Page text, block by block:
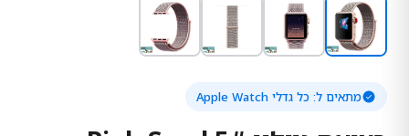
מתאים ל: כל גדלי Apple Watch